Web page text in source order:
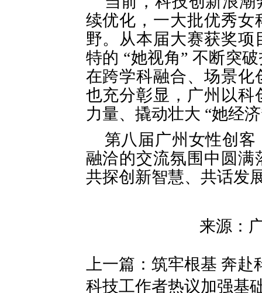
续优化，一大批优秀
野。从本届大赛获奖
特的 “她视角” 不断突
在跨学科融合、场景
也充分彰显，广州以
力量、撬动壮大 “她经
第八届广州女性创
融洽的交流氛围中圆
共探创新智慧、共话发
来源：
上一篇： 筑牢根基 奔
科技工作者热议加强基